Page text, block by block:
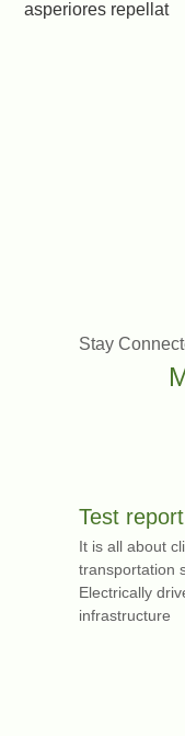
asperiores repellat
Stay
Test report
It is all about
transportation
Electrically
infrastructure